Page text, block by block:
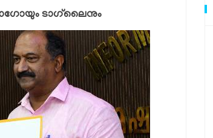
ടാഗ്‌ലൈനും